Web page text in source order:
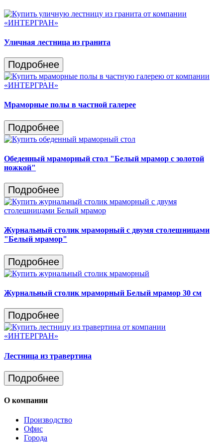
Уличная лестница из гранита
Подробнее
Мраморные полы в частной галерее
Подробнее
Обеденный мраморный стол "Белый мрамор с золотой
ножкой"
Подробнее
Журнальный столик мраморный с двумя столешницами
"Белый мрамор"
Подробнее
Журнальный столик мраморный Белый мрамор 30 см
Подробнее
Лестница из травертина
Подробнее
О компании
Производство
Офис
Города